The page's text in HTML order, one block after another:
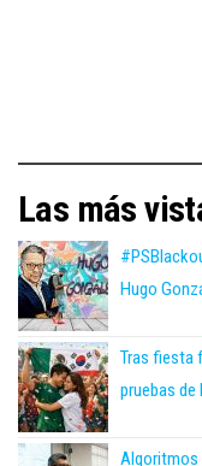
Las más
Hugo
Tras fiesta
pruebas de
Algoritmos